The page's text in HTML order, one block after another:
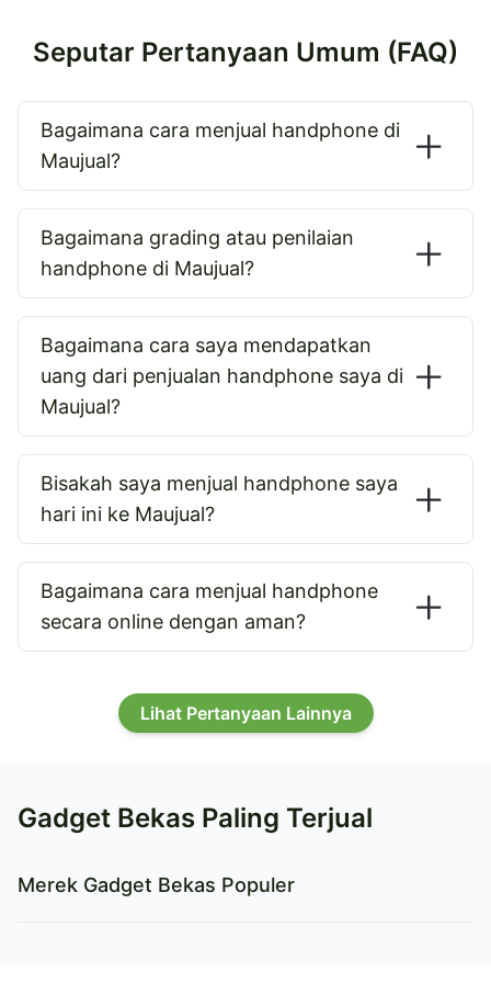
Seputar Pertanyaan Umum (FAQ)
Bagaimana cara menjual handphone di
Maujual?
Bagaimana grading atau penilaian
handphone di Maujual?
Bagaimana cara saya mendapatkan
uang dari penjualan handphone saya di
Maujual?
Bisakah saya menjual handphone saya
hari ini ke Maujual?
Bagaimana cara menjual handphone
secara online dengan aman?
Lihat Pertanyaan Lainnya
Gadget Bekas Paling Terjual
Merek Gadget Bekas Populer